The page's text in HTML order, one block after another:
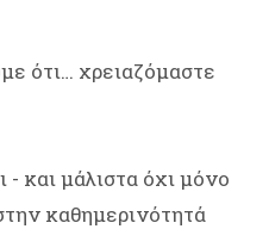
ότι… χρειαζόμαστε
- και μάλιστα όχι μόνο
καθημερινότητά